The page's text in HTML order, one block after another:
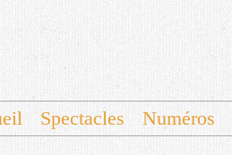
Spectacles Numéros